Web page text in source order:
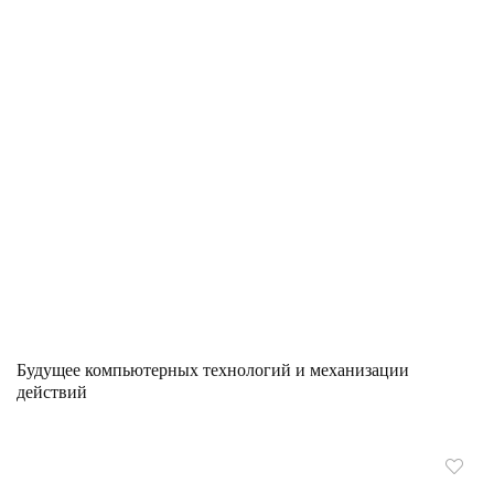
Будущее компьютерных технологий и механизации
действий